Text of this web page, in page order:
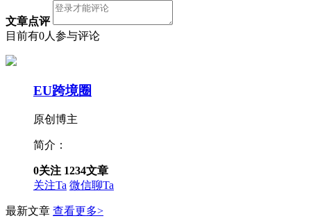
文章点评
目前有0人参与评论
EU跨境圈
原创博主
简介：
0关注 1234文章
关注Ta 微信聊Ta
最新文章 查看更多>